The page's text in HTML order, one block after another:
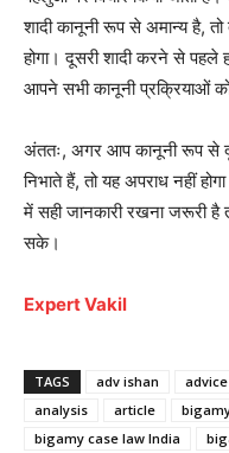
शादी कानूनी रूप से अमान्य है,
होगा। दूसरी शादी करने से पहले
आपने सभी कानूनी प्रक्रियाओं
अंततः, अगर आप कानूनी रूप से
निभाते हैं, तो यह अपराध नहीं
में सही जानकारी रखना जरूरी है
सके।
Expert Vakil
TAGS adv ishan advice
analysis
article
bigamy case law India